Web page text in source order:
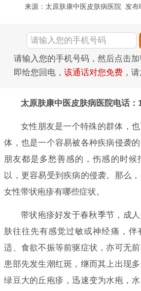
来源：太原肤康中医皮肤病医院 发布
请输入您的手机号码，然后点击
即给您回电， 该通话对您免费 ，
太原肤康中医皮肤病医院电话：
女性朋友是一个特殊的群体，
体，也是一个容易被各种疾病侵袭
朋友都是多愁善感的，伤感的时候
以，更容易受到疾病的侵袭。那么
女性带状疱疹有哪些症状。
带状疱疹好发于春秋季节，成
肤往往先有感觉过敏或神经痛，伴
适、食欲不振等前驱症状，亦可无前
患部先发生潮红斑，继而其上出现
绿豆大的丘疱疹，迅速变为水疱，